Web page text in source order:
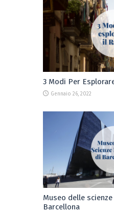
3 Modi Per
Gennaio 26, 2022
Museo delle
Barcellona